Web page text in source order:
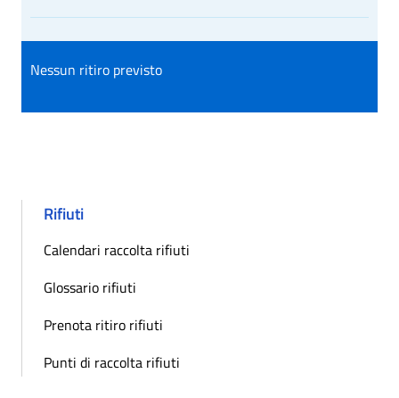
Nessun ritiro previsto
Rifiuti
Calendari raccolta rifiuti
Glossario rifiuti
Prenota ritiro rifiuti
Punti di raccolta rifiuti